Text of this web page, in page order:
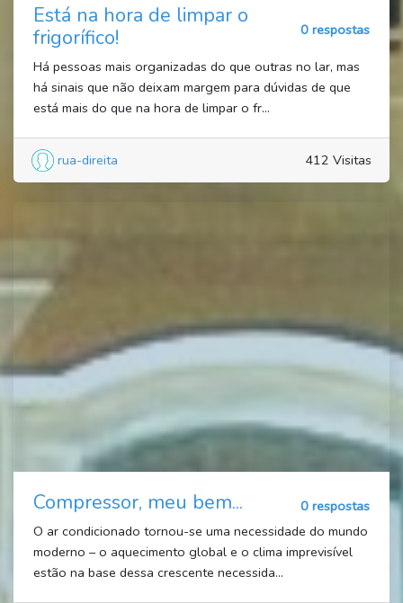
Está na hora de limpar o
frigorífico!
0 respostas
Há pessoas mais organizadas do que outras no lar, mas
há sinais que não deixam margem para dúvidas de que
está mais do que na hora de limpar o fr...
rua-direita 412 Visitas
Compressor, meu bem...
0 respostas
O ar condicionado tornou-se uma necessidade do mundo
moderno – o aquecimento global e o clima imprevisível
estão na base dessa crescente necessida...